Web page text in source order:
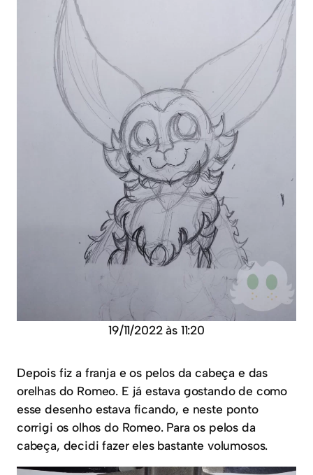
19/11/2022 às 11:20
Depois fiz a franja e os pelos da cabeça e das
orelhas do Romeo. E já estava gostando de como
esse desenho estava ficando, e neste ponto
corrigi os olhos do Romeo. Para os pelos da
cabeça, decidi fazer eles bastante volumosos.